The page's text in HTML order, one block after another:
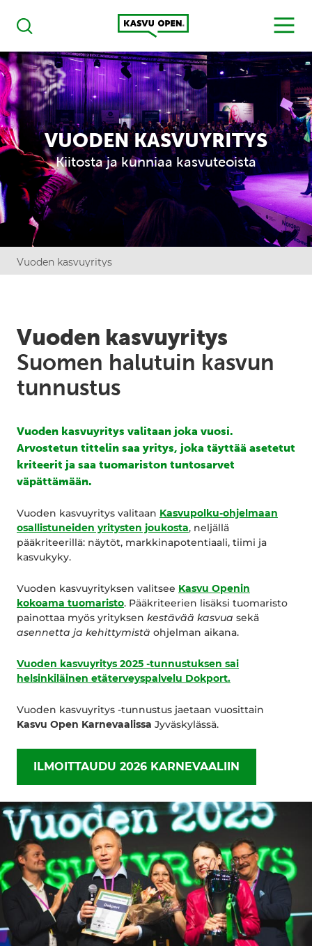
Haku
Kasvu Open
MENU
VUODEN KASVUYRITYS
Kiitosta ja kunniaa kasvuteoista
Vuoden kasvuyritys
Vuoden kasvuyritys
Suomen halutuin kasvun
tunnustus
Vuoden kasvuyritys valitaan joka vuosi.
Arvostetun tittelin saa yritys, joka täyttää asetetut
kriteerit ja saa tuomariston tuntosarvet
väpättämään.
Vuoden kasvuyritys valitaan Kasvupolku-ohjelmaan
osallistuneiden yritysten joukosta, neljällä
pääkriteerillä: näytöt, markkinapotentiaali, tiimi ja
kasvukyky.
Vuoden kasvuyrityksen valitsee Kasvu Openin
kokoama tuomaristo. Pääkriteerien lisäksi tuomaristo
painottaa myös yrityksen kestävää kasvua sekä
asennetta ja kehittymistä ohjelman aikana.
Vuoden kasvuyritys 2025 -tunnustuksen sai
helsinkiläinen etäterveyspalvelu Dokport.
Vuoden kasvuyritys -tunnustus jaetaan vuosittain
Kasvu Open Karnevaalissa Jyväskylässä.
ILMOITTAUDU 2026 KARNEVAALIIN